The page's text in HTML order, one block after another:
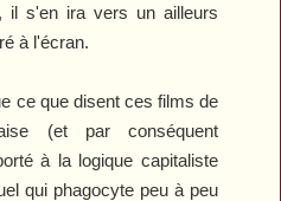
il s'en ira vers un ailleurs
à l'écran.
ce que disent ces films de
(et par conséquent
à la logique capitaliste
qui phagocyte peu à peu